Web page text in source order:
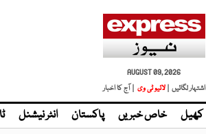
AUGUST 09, 2026
اشتہار لگائیں | لائیو ٹی وی | آج کا اخبار
کھیل خاص خبریں پاکستان انٹر نیشنل